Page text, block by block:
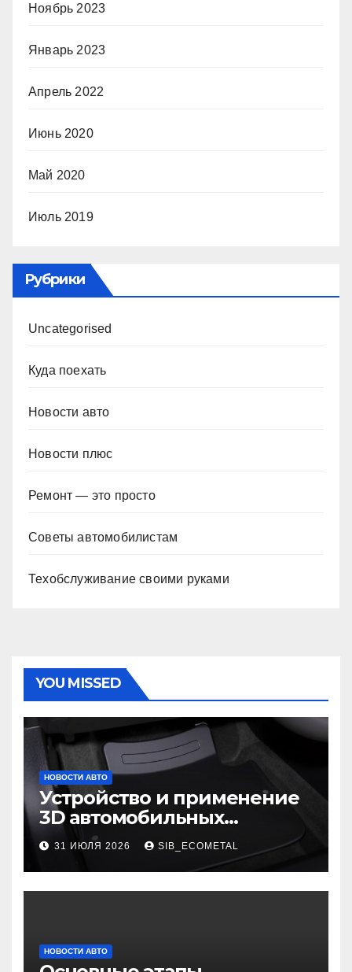
Ноябрь 2023
Январь 2023
Апрель 2022
Июнь 2020
Май 2020
Июль 2019
Рубрики
Uncategorised
Куда поехать
Новости авто
Новости плюс
Ремонт — это просто
Советы автомобилистам
Техобслуживание своими руками
YOU MISSED
НОВОСТИ АВТО
Устройство и применение
3D автомобильных
ковриков
31 ИЮЛЯ 2026 SIB_ECOMETAL
НОВОСТИ АВТО